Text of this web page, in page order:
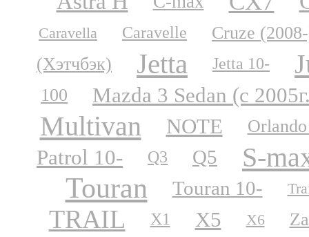
Caravella Caravelle
Cruze
(Хэтчбэк)
Jetta Jetta 10-
100 Mazda 3 Sedan (с
Multivan NOTE
Patrol 10- Q3 Q5 S-
Touran Touran 10-
TRAIL X1 X5 X6